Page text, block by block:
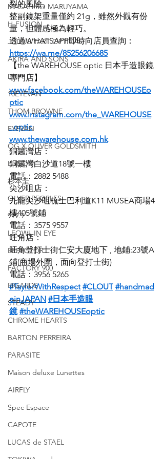
MASAHIRO MARUYAMA
H-FUSION
JULIUS TART OPTICAL
AKIRA AND SONS
DITA
10EYEVAN
THOM BROWNE
EYEVAN
OG X OLIVER GOLDSMITH
LUNOR
杉本圭
OLVER PEOPLES
999.9
LEOWL IN EYE
EFFECTOR
FACTORY 900
RIGARDS
STEADY
CHROME HEARTS
BARTON PERREIRA
PARASITE
Maison deluxe Lunettes
AIRFLY
Spec Espace
CAPOTE
LUCAS de STAEL
裂的風險。
整副鏡架重量僅約 21g，雖然外觀有份
量，但體感極為輕巧。
透過WHATSAPP即時向店員查詢：
https://wa.me/85256206685
【the WAREHOUSE optic 日本手造眼鏡
專門店】
www.facebook.com/theWAREHOUSEo
ptic
www.instagram.com/the_WAREHOUSE
_optic
www.thewarehouse.com.hk
銅鑼灣店：
銅鑼灣白沙道18號一樓
電話：2882 5488
尖沙咀店：
九龍尖沙咀梳士巴利道K11 MUSEA商場4
樓405號鋪
電話：3575 9557
旺角店：
旺角登打士街仁安大廈地下 , 地鋪:23號A
鋪(商場外圍，面向登打士街)
電話：3956 5265
#TaylorWithRespect #CLOUT #handmad
einJAPAN #日本手造眼
鏡 #theWAREHOUSEoptic